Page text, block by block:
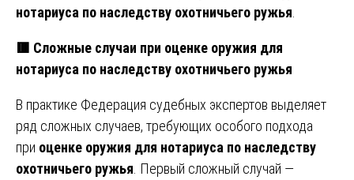
нотариуса по наследству охотничьего ружья
🟥 Сложные случаи при оценке оружия для
нотариуса по наследству охотничьего ружья
В практике Федерация судебных экспертов выделяет
ряд сложных случаев, требующих особого подхода
при оценке оружия для нотариуса по наследству
охотничьего ружья . Первый сложный случай —